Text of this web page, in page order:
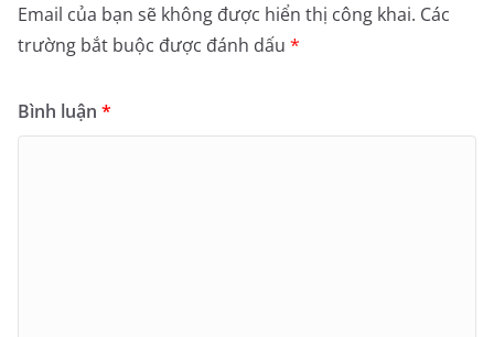
Email của bạn sẽ không được hiển thị công khai. Các
trường bắt buộc được đánh dấu *
Bình luận *